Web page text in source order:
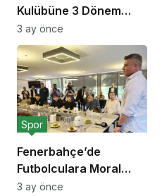
Kulübüne 3 Dönem
Transfer Yasağı!
3 ay önce
Fenerbahçe’de
Futbolculara Moral
Yemeği!
Spor
3 ay önce